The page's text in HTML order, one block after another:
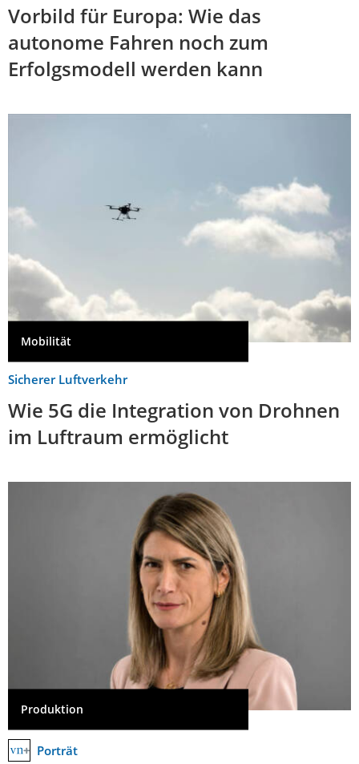
Vorbild für Europa: Wie das
autonome Fahren noch zum
Erfolgsmodell werden kann
Mobilität
Sicherer Luftverkehr
Wie 5G die Integration von Drohnen
im Luftraum ermöglicht
Produktion
Porträt